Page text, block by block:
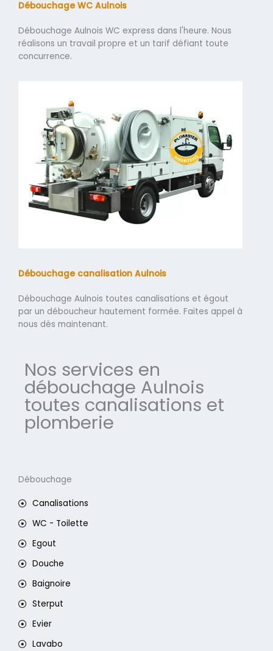
Débouchage WC Aulnois
Débouchage Aulnois WC express dans l'heure. Nous
réalisons un travail propre et un tarif défiant toute
concurrence.
Débouchage canalisation Aulnois
Débouchage Aulnois toutes canalisations et égout
par un déboucheur hautement formée. Faites appel à
nous dès maintenant.
Nos services en
débouchage Aulnois
toutes canalisations et
plomberie
Débouchage
Canalisations
WC - Toilette
Egout
Douche
Baignoire
Sterput
Evier
Lavabo